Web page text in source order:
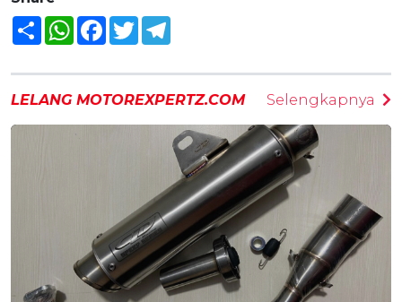
Share WhatsAppFacebook
Twitter
LELANG MOTOREXPERTZ.COM Selengkapnya